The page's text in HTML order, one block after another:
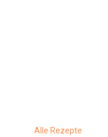
Alle Rezepte